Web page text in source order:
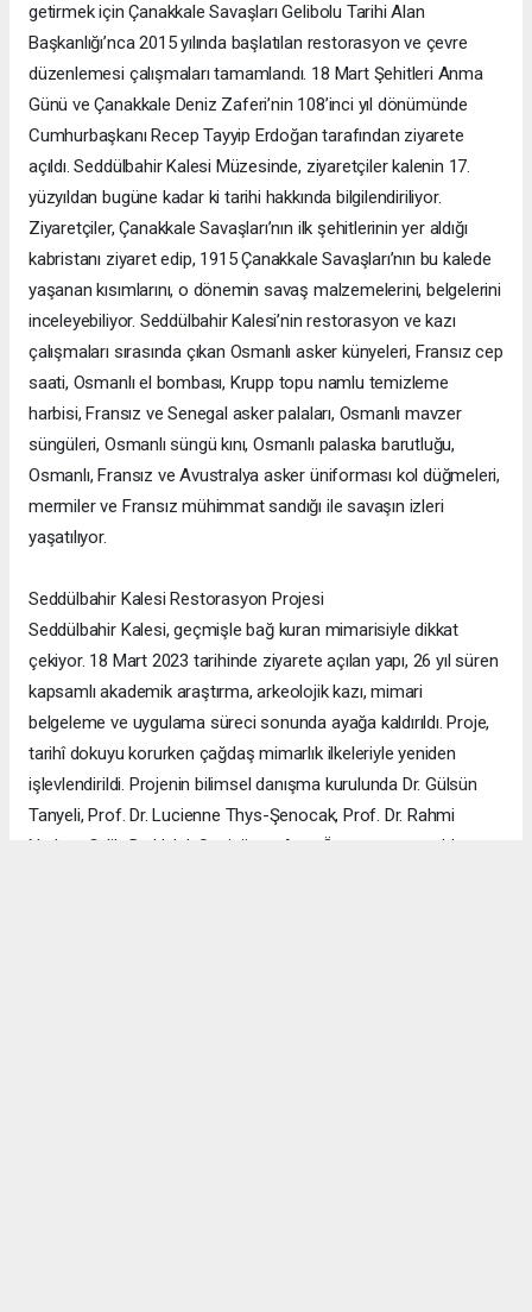
getirmek için Çanakkale Savaşları Gelibolu Tarihi Alan
Başkanlığı’nca 2015 yılında başlatılan restorasyon ve çevre
düzenlemesi çalışmaları tamamlandı. 18 Mart Şehitleri Anma
Günü ve Çanakkale Deniz Zaferi’nin 108’inci yıl dönümünde
Cumhurbaşkanı Recep Tayyip Erdoğan tarafından ziyarete
açıldı. Seddülbahir Kalesi Müzesinde, ziyaretçiler kalenin 17.
yüzyıldan bugüne kadar ki tarihi hakkında bilgilendiriliyor.
Ziyaretçiler, Çanakkale Savaşları’nın ilk şehitlerinin yer aldığı
kabristanı ziyaret edip, 1915 Çanakkale Savaşları’nın bu kalede
yaşanan kısımlarını, o dönemin savaş malzemelerini, belgelerini
inceleyebiliyor. Seddülbahir Kalesi’nin restorasyon ve kazı
çalışmaları sırasında çıkan Osmanlı asker künyeleri, Fransız cep
saati, Osmanlı el bombası, Krupp topu namlu temizleme
harbisi, Fransız ve Senegal asker palaları, Osmanlı mavzer
süngüleri, Osmanlı süngü kını, Osmanlı palaska barutluğu,
Osmanlı, Fransız ve Avustralya asker üniforması kol düğmeleri,
mermiler ve Fransız mühimmat sandığı ile savaşın izleri
yaşatılıyor.
Seddülbahir Kalesi Restorasyon Projesi
Seddülbahir Kalesi, geçmişle bağ kuran mimarisiyle dikkat
çekiyor. 18 Mart 2023 tarihinde ziyarete açılan yapı, 26 yıl süren
kapsamlı akademik araştırma, arkeolojik kazı, mimari
belgeleme ve uygulama süreci sonunda ayağa kaldırıldı. Proje,
tarihî dokuyu korurken çağdaş mimarlık ilkeleriyle yeniden
işlevlendirildi. Projenin bilimsel danışma kurulunda Dr. Gülsün
Tanyeli, Prof. Dr. Lucienne Thys-Şenocak, Prof. Dr. Rahmi
Nurhan Çelik, Dr. Haluk Sesigür ve Arzu Özsavaşcı yer aldı.